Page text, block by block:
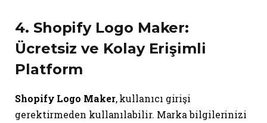
4. Shopify Logo Maker:
Ücretsiz ve Kolay Erişimli
Platform
Shopify Logo Maker, kullanıcı girişi
gerektirmeden kullanılabilir. Marka bilgilerinizi